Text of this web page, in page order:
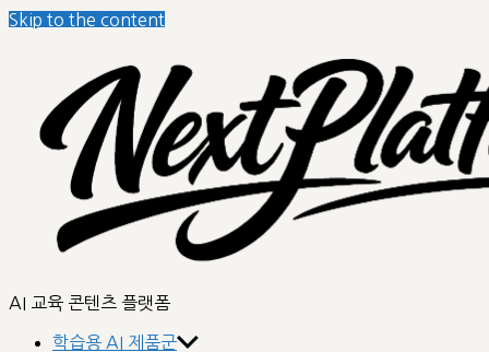
Skip to the content
nextplatform
AI 교육 콘텐츠 플랫폼
학습용 AI 제품군